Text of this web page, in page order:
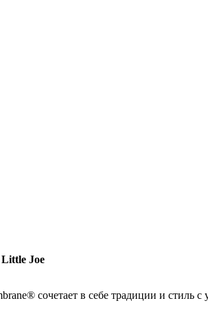
Joe
сочетает в себе традиции и стиль